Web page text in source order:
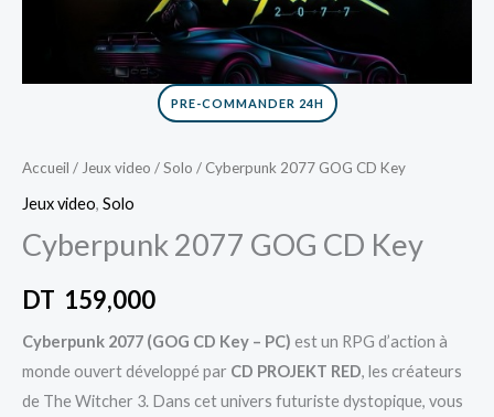
PRE-COMMANDER 24H
Accueil / Jeux video /Solo / Cyberpunk 2077 GOG CD Key
Jeux video, Solo
Cyberpunk 2077 GOG CD Key
DT 159,000
Cyberpunk 2077 (GOG CD Key – PC) est un RPG d’action à
monde ouvert développé par CD PROJEKT RED, les créateurs
de The Witcher 3. Dans cet univers futuriste dystopique, vous